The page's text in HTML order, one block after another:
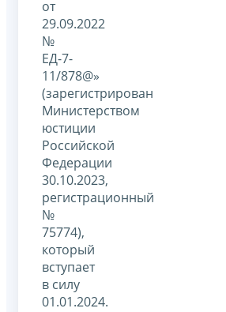
от
29.09.2022
№
ЕД-7-
11/878@»
(зарегистрирован
Министерством
юстиции
Российской
Федерации
30.10.2023,
регистрационный
№
75774),
который
вступает
в силу
01.01.2024.